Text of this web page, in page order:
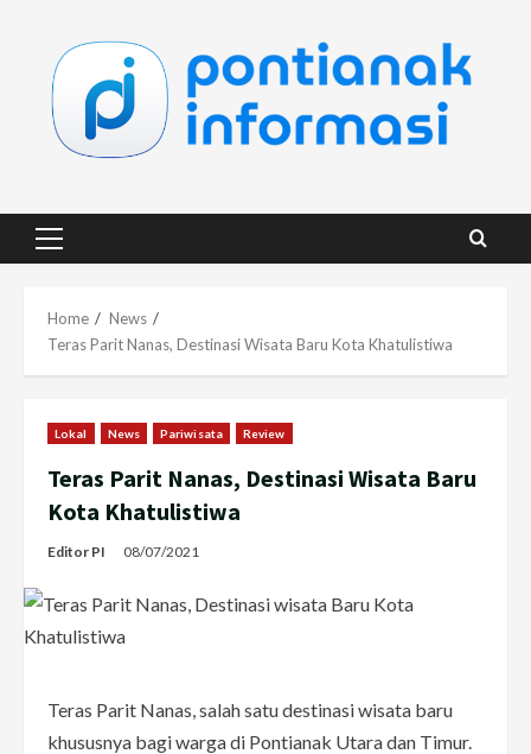
content
Primary
Home
News
Teras Parit Nanas, Destinasi Wisata Baru Kota Khatulistiwa
Lokal News Pariwisata Review
Teras Parit Nanas, Destinasi Wisata Baru
Kota Khatulistiwa
Editor PI 08/07/2021
Teras Parit Nanas, salah satu destinasi wisata baru
khususnya bagi warga di Pontianak Utara dan Timur.